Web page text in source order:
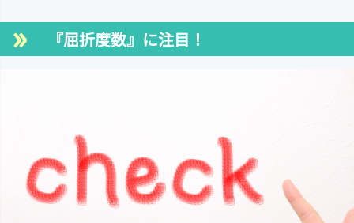
『屈折度数』に注目！